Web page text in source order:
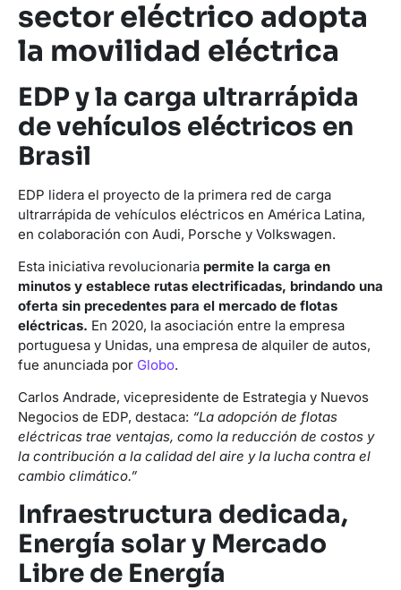
sector eléctrico adopta
la movilidad eléctrica
EDP y la carga ultrarrápida
de vehículos eléctricos en
Brasil
EDP lidera el proyecto de la primera red de carga
ultrarrápida de vehículos eléctricos en América Latina,
en colaboración con Audi, Porsche y Volkswagen.
Esta iniciativa revolucionaria permite la carga en
minutos y establece rutas electrificadas, brindando una
oferta sin precedentes para el mercado de flotas
eléctricas. En 2020, la asociación entre la empresa
portuguesa y Unidas, una empresa de alquiler de autos,
fue anunciada por Globo.
Carlos Andrade, vicepresidente de Estrategia y Nuevos
Negocios de EDP, destaca: “La adopción de flotas
eléctricas trae ventajas, como la reducción de costos y
la contribución a la calidad del aire y la lucha contra el
cambio climático.”
Infraestructura dedicada,
Energía solar y Mercado
Libre de Energía